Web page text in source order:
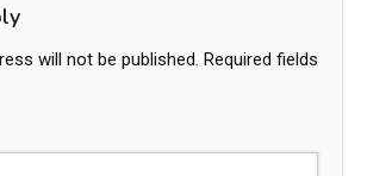
will not be published. Required fields